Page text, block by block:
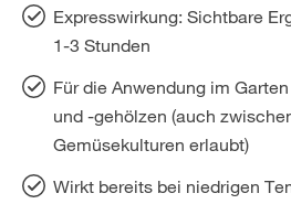
Expresswirkung: Sichtbare
1-3 Stunden
Für die Anwendung im
und -gehölzen (auch
Gemüsekulturen erlaubt)
Wirkt bereits bei niedrigen